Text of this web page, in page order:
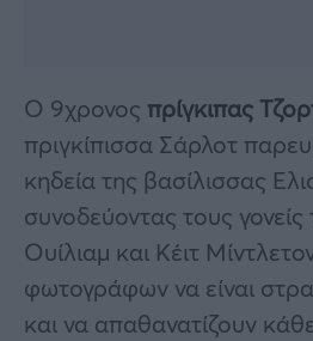
Ο 9χρονος πρίγκιπας
πριγκίπισσα Σάρλοτ
κηδεία της βασίλισσας
συνοδεύοντας τους γονείς
Ουίλιαμ και Κέιτ
φωτογράφων να είναι
και να απαθανατίζουν